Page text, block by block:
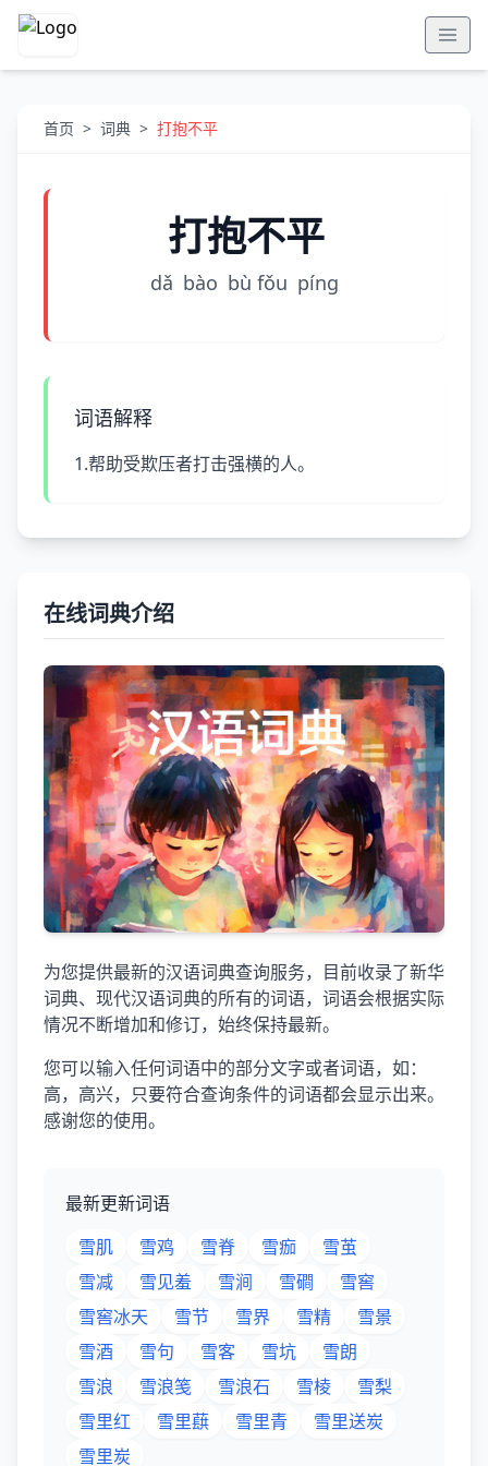
首页 > 词典 > 打抱不平
打抱不平
dǎ bào bù fǒu pínɡ
词语解释
1.帮助受欺压者打击强横的人。
在线词典介绍
为您提供最新的汉语词典查询服务，目前收录了新华
词典、现代汉语词典的所有的词语，词语会根据实际
情况不断增加和修订，始终保持最新。
您可以输入任何词语中的部分文字或者词语，如：
高，高兴，只要符合查询条件的词语都会显示出来。
感谢您的使用。
最新更新词语
雪肌
雪鸡 雪脊 雪痂
雪茧
雪减
雪见羞 雪涧 雪磵
雪窖
雪窖冰天
雪节 雪界 雪精
雪景
雪酒
雪句 雪客 雪坑
雪朗
雪浪
雪浪笺 雪浪石 雪棱
雪梨
雪里红
雪里蕻 雪里青
雪里送炭
雪里炭